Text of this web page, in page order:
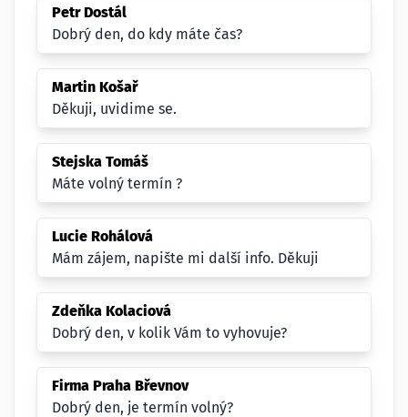
Petr Dostál
Dobrý den, do kdy máte čas?
Martin Košař
Děkuji, uvidime se.
Stejska Tomáš
Máte volný termín ?
Lucie Rohálová
Mám zájem, napište mi další info. Děkuji
Zdeňka Kolaciová
Dobrý den, v kolik Vám to vyhovuje?
Firma Praha Břevnov
Dobrý den, je termín volný?